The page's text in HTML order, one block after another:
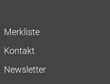
Merkliste
Kontakt
Newsletter